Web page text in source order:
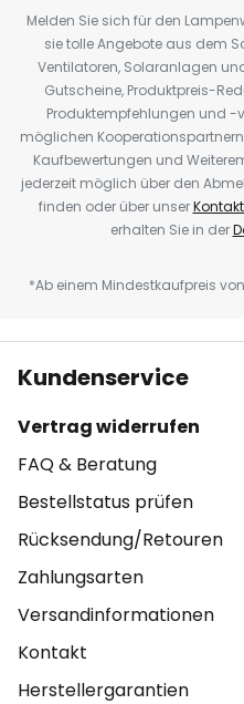
Melden Sie sich für den
sie tolle Angebote aus dem
Ventilatoren, Solaranlagen
Gutscheine, Produktpreis-
Produktempfehlungen und -
möglichen
Kaufbewertungen und
jederzeit möglich über den
finden oder über unser
erhalten Sie in der
*Ab einem Mindestkaufpreis
Kundenservice
Vertrag widerrufen
FAQ & Beratung
Bestellstatus prüfen
Rücksendung/Retouren
Zahlungsarten
Versandinformationen
Kontakt
Herstellergarantien